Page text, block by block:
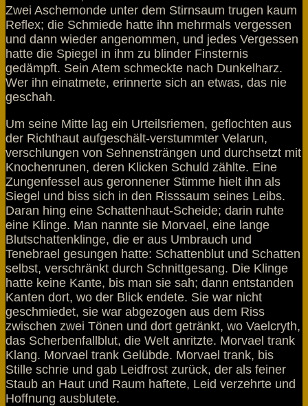
Zwei Aschemonde unter dem Stirnsaum trugen kaum
Reflex; die Schmiede hatte ihn mehrmals vergessen
und dann wieder angenommen, und jedes Vergessen
hatte die Spiegel in ihm zu blinder Finsternis
gedämpft. Sein Atem schmeckte nach Dunkelharz.
Wer ihn einatmete, erinnerte sich an etwas, das nie
geschah.
Um seine Mitte lag ein Urteilsriemen, geflochten aus
der Richthaut aufgeschält‑verstummter Velarun,
verschlungen von Sehnensträngen und durchsetzt mit
Knochenrunen, deren Klicken Schuld zählte. Eine
Zungenfessel aus geronnener Stimme hielt ihn als
Siegel und biss sich in den Risssaum seines Leibs.
Daran hing eine Schattenhaut‑Scheide; darin ruhte
eine Klinge. Man nannte sie Morvael, eine lange
Blutschattenklinge, die er aus Umbrauch und
Tenebrael gesungen hatte: Schattenblut und Schatten
selbst, verschränkt durch Schnittgesang. Die Klinge
hatte keine Kante, bis man sie sah; dann entstanden
Kanten dort, wo der Blick endete. Sie war nicht
geschmiedet, sie war abgezogen aus dem Riss
zwischen zwei Tönen und dort getränkt, wo Vaelcryth,
das Scherbenfallblut, die Welt anritzte. Morvael trank
Klang. Morvael trank Gelübde. Morvael trank, bis
Stille schrie und gab Leidfrost zurück, der als feiner
Staub an Haut und Raum haftete, Leid verzehrte und
Hoffnung ausblutete.